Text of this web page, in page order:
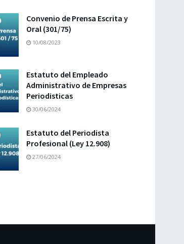
Convenio de Prensa Escrita y
Oral (301/75)
10/08/2023
Estatuto del Empleado
Administrativo de Empresas
Periodisticas
30/06/2024
Estatuto del Periodista
Profesional (Ley 12.908)
27/06/2024